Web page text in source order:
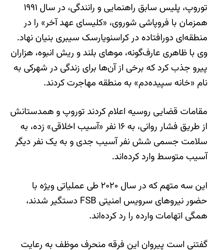
توروپ، پلیس سابق راهنمایی و رانندگی، در سال ۱۹۹۱
همزمان با فروپاشی شوروی، «کلیسای عهد آخر» را در
منطقه‌ای دورافتاده در کراسنویارسک سیبری بنیان نهاد.
وی با ظاهری عارف‌گونه، موهای بلند و ریش انبوه، هزاران
پیرو جذب کرد که برخی از آن‌ها برای زندگی در شهرکی به
نام «خانه سپیده‌دم» به منطقه مهاجرت کردند.
مقامات قضایی روسیه اعلام کردند توروپ و همدستانش
از طریق فشار روانی، به ۱۶ نفر «آسیب اخلاقی» زده، به
سلامت جسمی شش نفر آسیب جدی و به یک نفر دیگر
آسیب متوسط وارد کرده‌اند.
این سه متهم که در سال ۲۰۲۰ طی عملیاتی ویژه با
حضور نیروهای سرویس امنیتی FSB دستگیر شدند،
همگی اتهامات وارده را رد کرده‌اند.
گفتنی است پیروان این فرقه منحرف موظف به رعایت